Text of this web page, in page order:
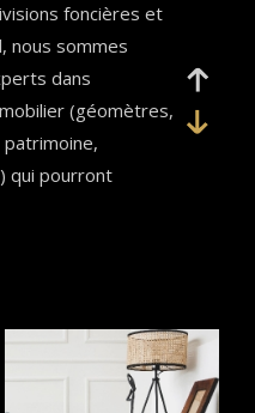
foncières et
nous sommes
dans
(géomètres,
qui pourront
demande une